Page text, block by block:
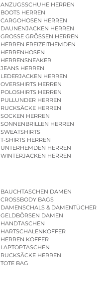
ANZUGSSCHUHE HERREN
BOOTS HERREN
CARGOHOSEN HERREN
DAUNENJACKEN HERREN
GROSSE GRÖSSEN HERREN
HERREN FREIZEITHEMDEN
HERRENHOSEN
HERRENSNEAKER
JEANS HERREN
LEDERJACKEN HERREN
OVERSHIRTS HERREN
POLOSHIRTS HERREN
PULLUNDER HERREN
RUCKSÄCKE HERREN
SOCKEN HERREN
SONNENBRILLEN HERREN
SWEATSHIRTS
T-SHIRTS HERREN
UNTERHEMDEN HERREN
WINTERJACKEN HERREN
BAUCHTASCHEN DAMEN
CROSSBODY BAGS
DAMENSCHALS & DAMENTÜCHER
GELDBÖRSEN DAMEN
HANDTASCHEN
HARTSCHALENKOFFER
HERREN KOFFER
LAPTOPTASCHEN
RUCKSÄCKE HERREN
TOTE BAG